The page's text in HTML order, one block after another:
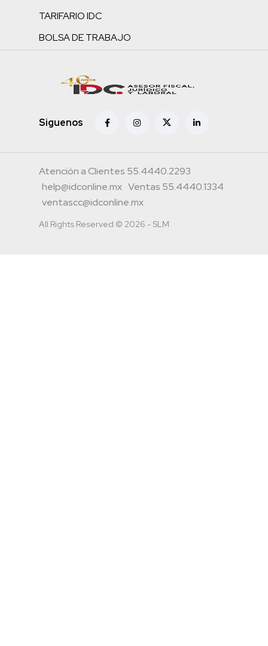
TARIFARIO IDC
BOLSA DE TRABAJO
Siguenos
Atención a Clientes 55.4440.2293
help@idconline.mx Ventas 55.4440.1334
ventascc@idconline.mx
All Rights Reserved © 2026 - SLM